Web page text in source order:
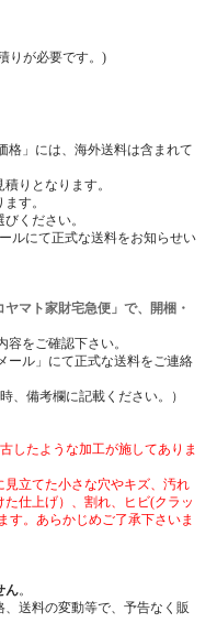
りが必要です。)
格」には、海外送料は含まれて
りとなります。
す。
びください。
ルにて正式な送料をお知らせい
ヤマト家財宅急便」で、開梱・
をご確認下さい。
ル」にて正式な送料をご連絡
備考欄に記載ください。）
したような加工が施してありま
立てた小さな穴やキズ、汚れ
仕上げ）、割れ、ヒビ(クラッ
す。あらかじめご了承下さいま
ん。
送料の変動等で、予告なく販